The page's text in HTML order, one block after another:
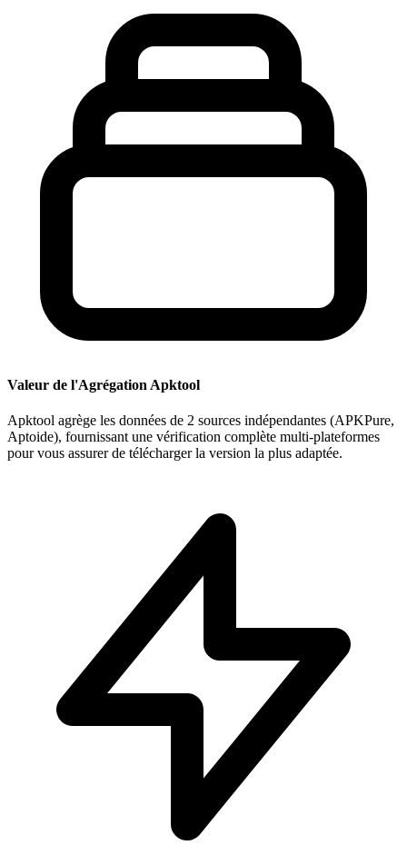
Valeur de l'Agrégation Apktool
Apktool agrège les données de 2 sources indépendantes (APKPure,
Aptoide), fournissant une vérification complète multi-plateformes
pour vous assurer de télécharger la version la plus adaptée.